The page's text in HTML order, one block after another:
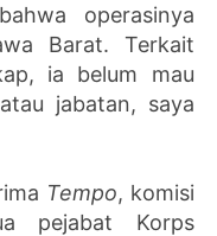
operasinya
Barat. Terkait
ia belum mau
jabatan, saya
Tempo, komisi
pejabat Korps